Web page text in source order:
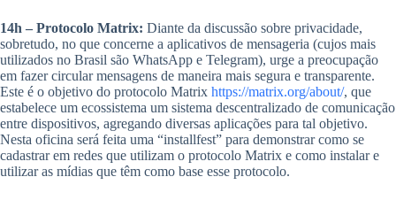
14h – Protocolo Matrix: Diante da discussão sobre privacidade,
sobretudo, no que concerne a aplicativos de mensageria (cujos mais
utilizados no Brasil são WhatsApp e Telegram), urge a preocupação
em fazer circular mensagens de maneira mais segura e transparente.
Este é o objetivo do protocolo Matrix https://matrix.org/about/, que
estabelece um ecossistema um sistema descentralizado de comunicação
entre dispositivos, agregando diversas aplicações para tal objetivo.
Nesta oficina será feita uma “installfest” para demonstrar como se
cadastrar em redes que utilizam o protocolo Matrix e como instalar e
utilizar as mídias que têm como base esse protocolo.